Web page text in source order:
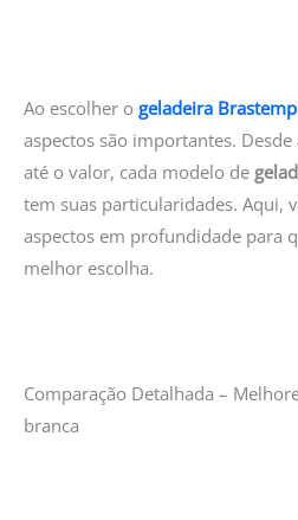
Ao escolher o geladeira
aspectos são importantes.
até o valor, cada modelo de
tem suas particularidades. Aqui,
aspectos em profundidade para
melhor escolha.
Comparação Detalhada –
branca